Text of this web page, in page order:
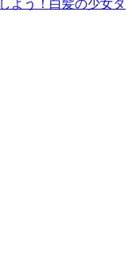
よう！白髪の少女タ